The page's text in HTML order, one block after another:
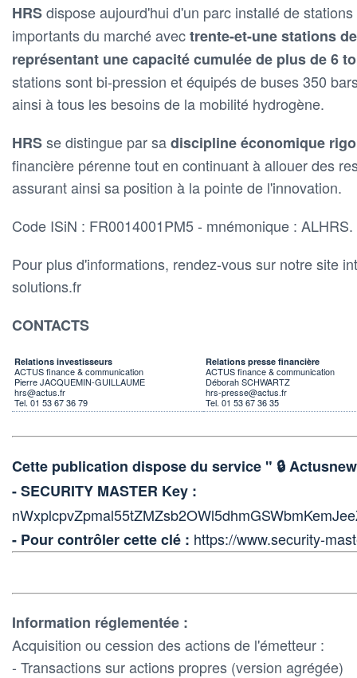
HRSdispose aujourd'hui d'un parc installé de
importants du marché avectrente-et-une stations
représentant une capacité cumulée de plus de 6
stations sont bi-pression et équipés de buses 350
ainsi à tous les besoins de la mobilité hydrogène.
HRSse distingue par sadiscipline économique
financière pérenne tout en continuant à allouer des
assurant ainsi sa position à la pointe de l'innovation.
Code ISiN : FR0014001PM5 - mnémonique : ALHRS.
Pour plus d'informations, rendez-vous sur notre site
solutions.fr
CONTACTS
Relations investisseurs
ACTUS finance & communication
Pierre JACQUEMIN-GUILLAUME
hrs@actus.fr
Tel. 01 53 67 36 79
Relations presse financière
ACTUS finance & communication
Déborah SCHWARTZ
hrs-presse@actus.fr
Tel. 01 53 67 36 35
Cette publication dispose du service " 🔒
- SECURITY MASTER Key :
- Pour contrôler cette clé : https://www.security-
Information réglementée :
Acquisition ou cession des actions de l'émetteur :
- Transactions sur actions propres (version agrégée)